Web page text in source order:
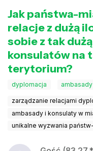
Jak państwa-
relacje z dużą
sobie z tak
konsulatów na
terytorium?
dyplomacja ambasady
zarządzanie relacjami
ambasady i konsulaty w
unikalne wyzwania